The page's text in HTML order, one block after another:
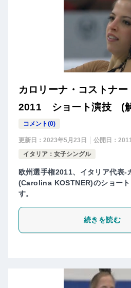
カロリーナ・コストナ
2011 ショート演技 (
コメント(0)
更新日： 2023年5月23日 公開日：
イタリア：女子シングル
欧州選手権2011、イタリア代表-
(Carolina KOSTNER)のショー
す。
続きを読む